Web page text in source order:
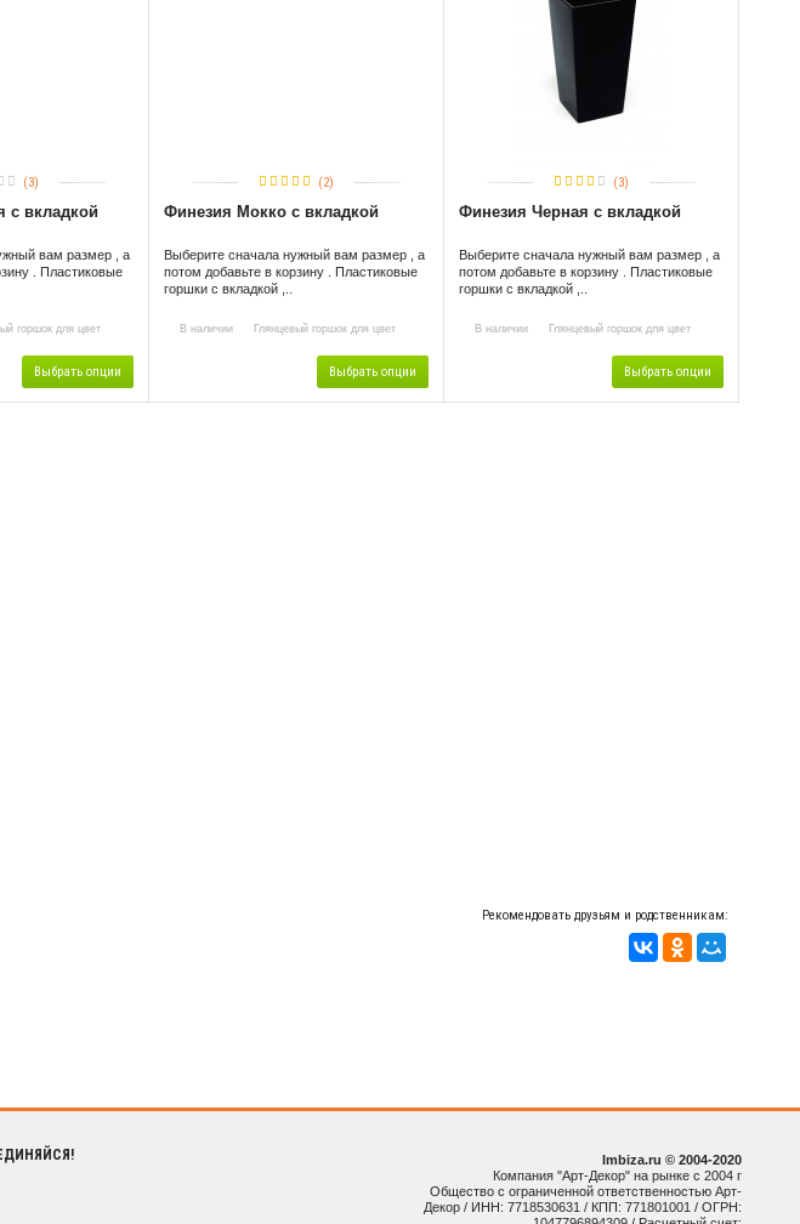
(3)
с вкладкой
вам размер , а
. Пластиковые
горшок для цвет
Выбрать опции
(2)
Финезия Мокко с вкладкой
Выберите сначала нужный вам размер , а
потом добавьте в корзину . Пластиковые
горшки с вкладкой ,..
В наличии Глянцевый горшок для цвет
Выбрать опции
(3)
Финезия Черная с вкладкой
Выберите сначала нужный вам размер , а
потом добавьте в корзину . Пластиковые
горшки с вкладкой ,..
В наличии Глянцевый горшок для цвет
Выбрать опции
Рекомендовать друзьям и родственникам:
Imbiza.ru © 2004-2020
Компания "Арт-Декор" на рынке с 2004 г
Общество с ограниченной ответственностью Арт-
Декор / ИНН: 7718530631 / КПП: 771801001 / ОГРН: